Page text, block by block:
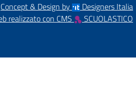
Concept & Design by
Designers Italia
realizzato con CMS
SCUOLASTICO